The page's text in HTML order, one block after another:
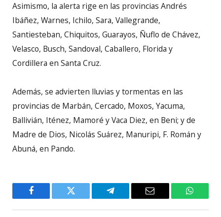
Asimismo, la alerta rige en las provincias Andrés
Ibáñez, Warnes, Ichilo, Sara, Vallegrande,
Santiesteban, Chiquitos, Guarayos, Ñuflo de Chávez,
Velasco, Busch, Sandoval, Caballero, Florida y
Cordillera en Santa Cruz.
Además, se advierten lluvias y tormentas en las
provincias de Marbán, Cercado, Moxos, Yacuma,
Ballivián, Iténez, Mamoré y Vaca Diez, en Beni; y de
Madre de Dios, Nicolás Suárez, Manuripi, F. Román y
Abuná, en Pando.
Facebook Twitter Telegram Email